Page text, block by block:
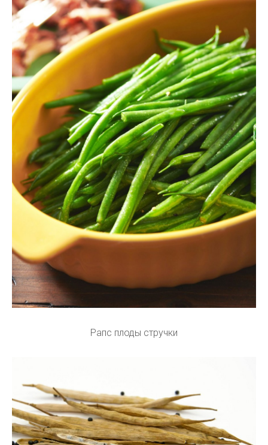
Рапс плоды стручки